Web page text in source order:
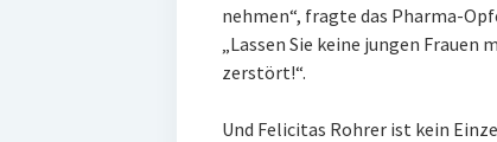
nehmen“, fragte das Pharma-
„Lassen Sie keine jungen
zerstört!“.
Und Felicitas Rohrer ist kein